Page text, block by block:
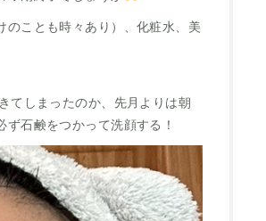
ことも時々あり）、化粧水、美
てしまったのか、先月よりは朝
石鹸をつかって洗顔する！